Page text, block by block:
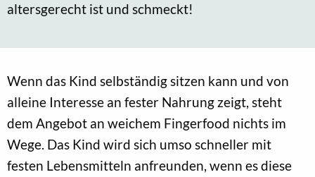
altersgerecht ist und schmeckt!
Wenn das Kind selbständig sitzen kann und von
alleine Interesse an fester Nahrung zeigt, steht
dem Angebot an weichem Fingerfood nichts im
Wege. Das Kind wird sich umso schneller mit
festen Lebensmitteln anfreunden, wenn es diese